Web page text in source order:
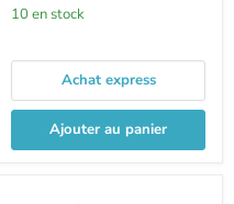
10 en stock
Achat express
Ajouter au panier